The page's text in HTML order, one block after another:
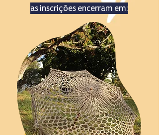
as inscrições encerram em: